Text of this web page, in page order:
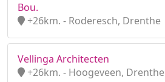
Bou.
+26km. - Roderesch, Drenthe
Vellinga Architecten
+26km. - Hoogeveen, Drenthe